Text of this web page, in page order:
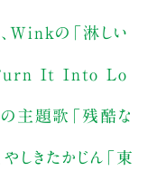
Winkの「淋しい
Turn It Into Lo
の主題歌「残酷な
しきたかじん「東